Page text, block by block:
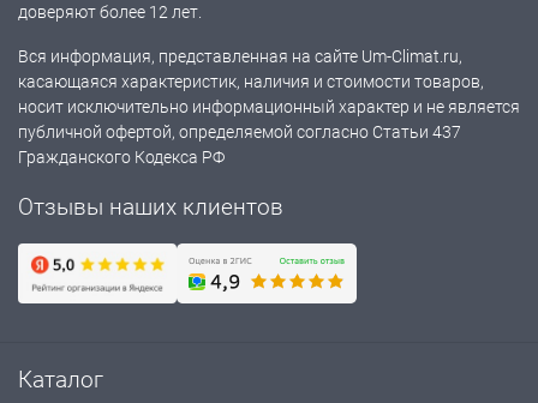
доверяют более 12 лет.
Вся информация, представленная на сайте Um-Climat.ru,
касающаяся характеристик, наличия и стоимости товаров,
носит исключительно информационный характер и не является
публичной офертой, определяемой согласно Статьи 437
Гражданского Кодекса РФ
Отзывы наших клиентов
Каталог